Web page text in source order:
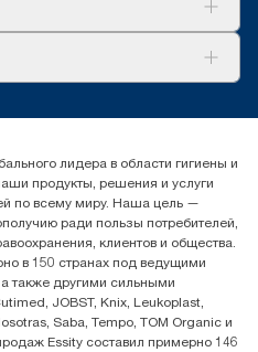
в Казахстане Пр.
лидера в области гигиены и
продукты, решения и услуги
по всему миру. Наша цель —
ради пользы потребителей,
клиентов и общества.
в 150 странах под ведущими
также другими сильными
JOBST, Knix, Leukoplast,
Saba, Tempo, TOM Organic и
Essity составил примерно 146